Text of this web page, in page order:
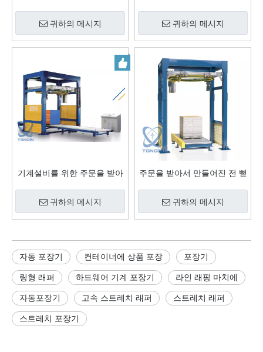
귀하의 메시지
귀하의 메시지
기계설비를 위한 주문을 받아
지 유형 뻗기 감싸는 기계
귀하의 메시지
주문을 받아서 만들어진 전 뻗
귀하의 메시지
자동 포장기 컨테이너에 상품 포장 포장기
링형 래퍼 하드웨어 기계 포장기 라인 래핑 마치에
자동포장기 고속 스트레치 래퍼 스트레치 래퍼
스트레치 포장기